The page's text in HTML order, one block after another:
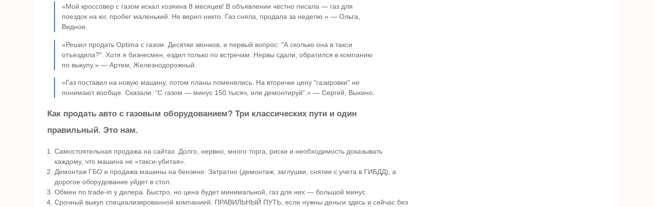
«Мой кроссовер с газом искал хозяина 8 месяцев! В объявлении честно писала — газ для
поездок на юг, пробег маленький. Не верил никто. Газ сняла, продала за неделю.» — Ольга,
Видное.
«Решил продать Optima с газом. Десятки звонков, и первый вопрос: "А сколько она в такси
отъездила?". Хотя я бизнесмен, ездил только по встречам. Нервы сдали, обратился в компанию
по выкупу.» — Артем, Железнодорожный.
«Газ поставил на новую машину, потом планы поменялись. На вторичке цену "газировки" не
понимают вообще. Сказали: "С газом — минус 150 тысяч, или демонтируй".» — Сергей, Выхино.
Как продать авто с газовым оборудованием? Три классических пути и один
правильный. Это нам.
Самостоятельная продажа на сайтах. Долго, нервно, много торга, риски и необходимость доказывать
каждому, что машина не «такси-убитая».
Демонтаж ГБО и продажа машины на бензине. Затратно (демонтаж, заглушки, снятие с учета в ГИБДД), а
дорогое оборудование уйдет в стол.
Обмен по trade-in у дилера. Быстро, но цена будет минимальной, газ для них — большой минус.
Срочный выкуп специализированной компанией. ПРАВИЛЬНЫЙ ПУТЬ, если нужны деньги здесь и сейчас без